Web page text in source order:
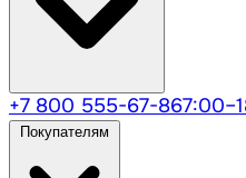
+7 800 555-67-86